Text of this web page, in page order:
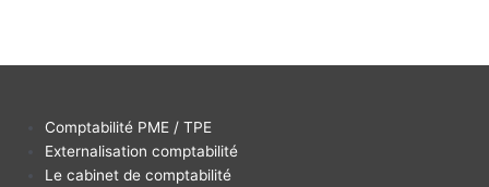
Comptabilité PME / TPE
Externalisation comptabilité
Le cabinet de comptabilité